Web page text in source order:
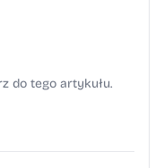
do tego artykułu.